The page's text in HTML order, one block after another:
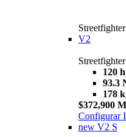
Streetfighter
V2
120
93.3
178
$372,900
Configurar
new V2 S